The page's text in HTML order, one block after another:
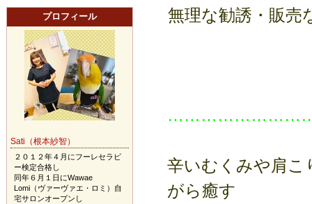
無理な勧誘・販売
辛いむくみや肩こ
がら癒す
プロフィール
Sati（根本紗智）
２０１２年４月にフーレセラピ
ー検定合格し
同年６月１日にWawae
Lomi（ヴァーヴァエ・ロミ）自
宅サロンオープンし